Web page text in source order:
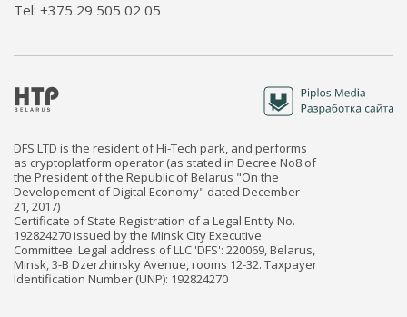
Tel: +375 29 505 02 05
DFS LTD is the resident of Hi-Tech park, and performs
as cryptoplatform operator (as stated in Decree No8 of
the President of the Republic of Belarus "On the
Developement of Digital Economy" dated December
21, 2017)
Certificate of State Registration of a Legal Entity No.
192824270 issued by the Minsk City Executive
Committee. Legal address of LLC 'DFS': 220069, Belarus,
Minsk, 3-B Dzerzhinsky Avenue, rooms 12-32. Taxpayer
Identification Number (UNP): 192824270